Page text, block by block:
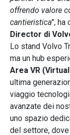
offrendo valore
cantieristica", ha
Director di
Lo stand Volvo
ma un hub
Area VR
ultima
viaggio
avanzate dei
uno spazio
del settore,